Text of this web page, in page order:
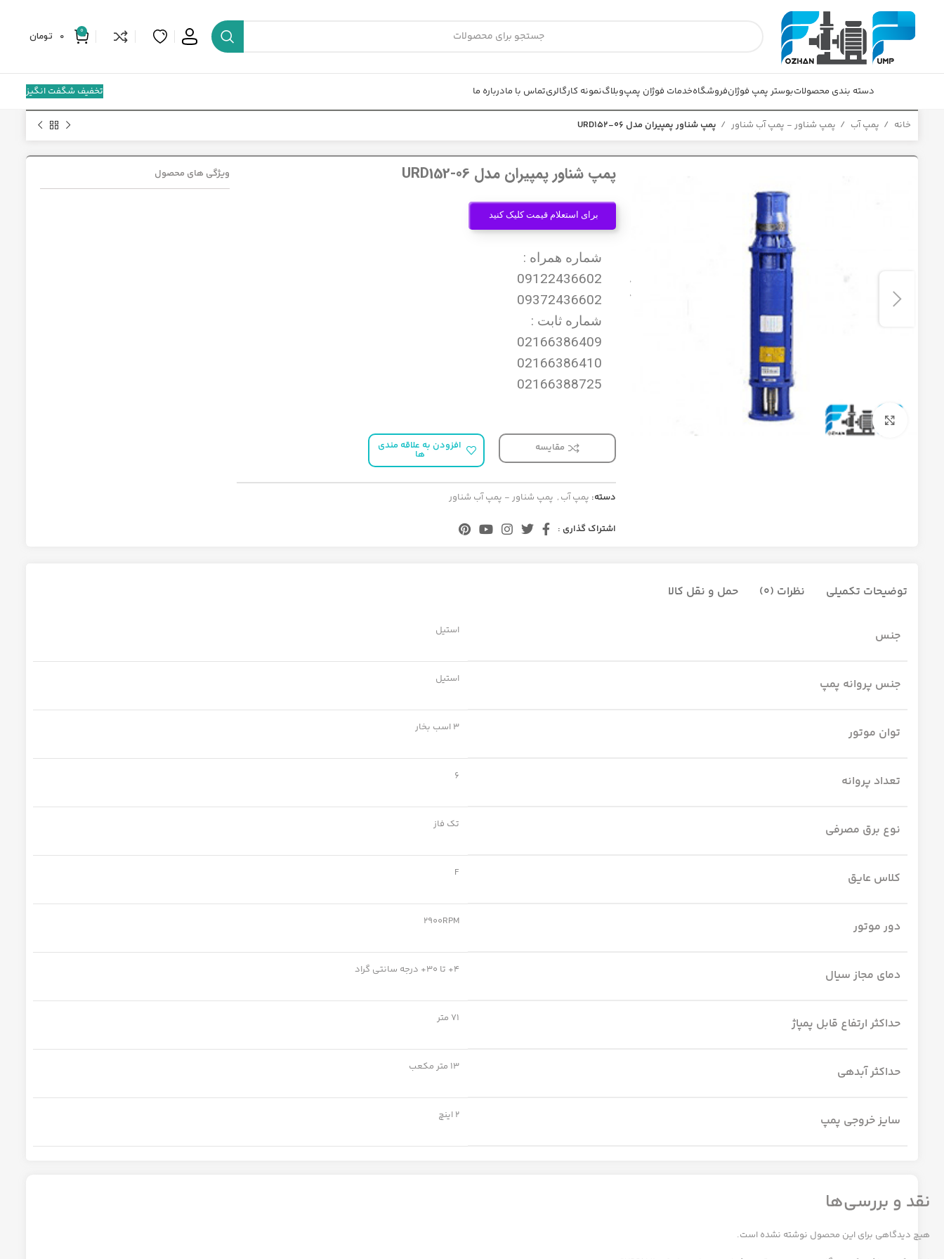
0
0 تومان
دسته بندی محصولاتبوستر پمپ فوژانفروشگاهخدمات فوژان پمپوبلاگنمونه کارگالریتماس با مادرباره ما تخفیف شگفت انگیز
خانه پمپ آب پمپ شناور - پمپ آب شناور پمپ شناور پمپیران مدل URD152-06
برای بزرگنمایی کلیک کنید
پمپ شناور پمپیران مدل URD152-06
برای استعلام قیمت کلیک کنید
شماره همراه :
09122436602
09372436602
شماره ثابت :
02166386409
02166386410
02166388725
مقایسه افزودن به علاقه مندی
ها
دسته: پمپ آب , پمپ شناور - پمپ آب شناور
اشتراک گذاری :
ویژگی های محصول
توضیحات تکمیلی نظرات (0) حمل و نقل کالا
جنس استیل
جنس پروانه پمپ استیل
توان موتور 3 اسب بخار
تعداد پروانه 6
نوع برق مصرفی تک فاز
کلاس عایق F
دور موتور 2900RPM
دمای مجاز سیال 4+ تا 30+ درجه سانتی گراد
حداکثر ارتفاع قابل پمپاژ 71 متر
حداکثر آبدهی 13 متر مکعب
سایز خروجی پمپ 2 اینچ
نقد و بررسی‌ها
هیچ دیدگاهی برای این محصول نوشته نشده است.